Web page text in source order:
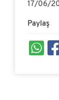
17/06/
Paylaş